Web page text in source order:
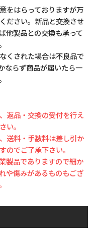
をはらっておりますが万
ださい。新品と交換させ
他製品との交換も承って
くされた場合は不良品で
ならず商品が届いたら一
返品・交換の受付を行え
い。
送料・手数料は差し引か
のでご了承下さい。
製品でありますので細か
や傷みがあるものもござ